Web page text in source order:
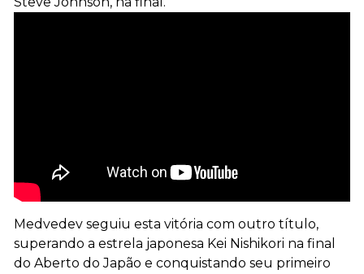
Medvedev seguiu esta vitória com outro título,
superando a estrela japonesa Kei Nishikori na final
do Aberto do Japão e conquistando seu primeiro